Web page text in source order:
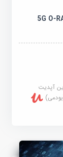
5G O-
آپدیت